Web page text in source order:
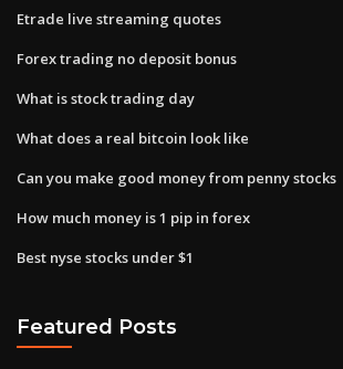
Etrade live streaming quotes
Forex trading no deposit bonus
What is stock trading day
What does a real bitcoin look like
Can you make good money from penny stocks
How much money is 1 pip in forex
Best nyse stocks under $1
Featured Posts